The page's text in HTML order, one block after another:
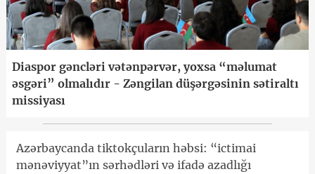
Diaspor gəncləri vətənpərvər, yoxsa “məlumat
əsgəri” olmalıdır - Zəngilan düşərgəsinin sətiraltı
missiyası
Azərbaycanda tiktokçuların həbsi: “ictimai
mənəviyyat”ın sərhədləri və ifadə azadlığı